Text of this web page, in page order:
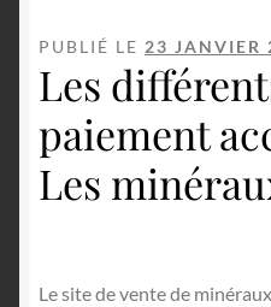
PUBLIÉ LE 23 JANVIER
Les
paiement
Les
Le site de vente de